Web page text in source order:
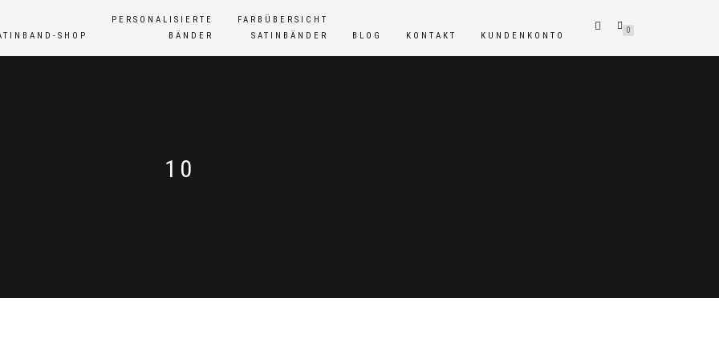
SHOP
PERSONALISIERTE
BÄNDER
FARBÜBERSICHT
SATINBÄNDER
BLOG KONTAKT KUNDENKONTO
0
10